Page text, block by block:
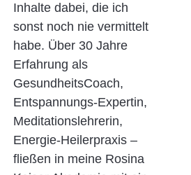
Inhalte dabei, die ich
sonst noch nie vermittelt
habe. Über 30 Jahre
Erfahrung als
GesundheitsCoach,
Entspannungs-Expertin,
Meditationslehrerin,
Energie-Heilerpraxis –
fließen in meine Rosina